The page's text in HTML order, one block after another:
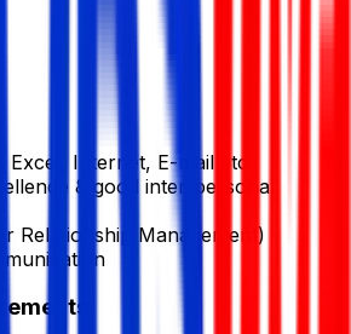
Excel, Internet, E-mail etc.
& good inter-personal
Relationship Management)